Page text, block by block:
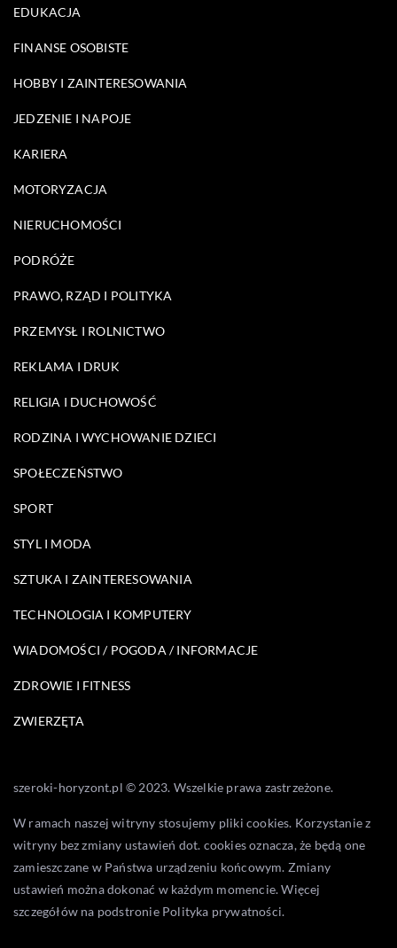
EDUKACJA
FINANSE OSOBISTE
HOBBY I ZAINTERESOWANIA
JEDZENIE I NAPOJE
KARIERA
MOTORYZACJA
NIERUCHOMOŚCI
PODRÓŻE
PRAWO, RZĄD I POLITYKA
PRZEMYSŁ I ROLNICTWO
REKLAMA I DRUK
RELIGIA I DUCHOWOŚĆ
RODZINA I WYCHOWANIE DZIECI
SPOŁECZEŃSTWO
SPORT
STYL I MODA
SZTUKA I ZAINTERESOWANIA
TECHNOLOGIA I KOMPUTERY
WIADOMOŚCI / POGODA / INFORMACJE
ZDROWIE I FITNESS
ZWIERZĘTA
szeroki-horyzont.pl © 2023. Wszelkie prawa zastrzeżone.
W ramach naszej witryny stosujemy pliki cookies. Korzystanie z
witryny bez zmiany ustawień dot. cookies oznacza, że będą one
zamieszczane w Państwa urządzeniu końcowym. Zmiany
ustawień można dokonać w każdym momencie. Więcej
szczegółów na podstronie Polityka prywatności.